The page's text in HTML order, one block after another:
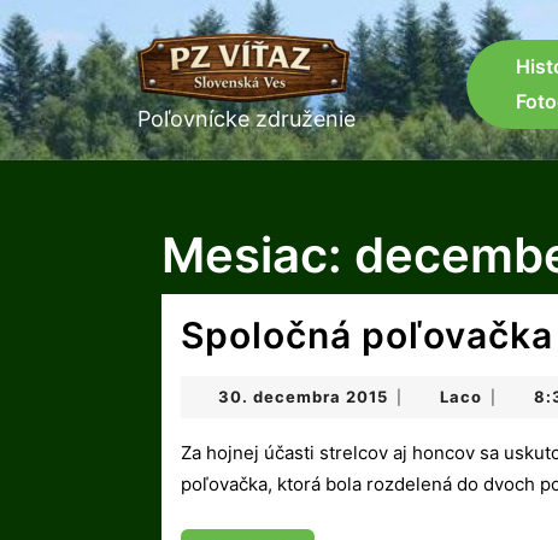
Skip
to
content
Poľovnícke združenie
Mesiac:
Spoločná
30. decembra 2015 30.
2015
Laco Laco
Za hojnej účasti strelcov aj honcov sa uskutočnila 27.12.2015 v našom združení spoločná
poľovačka, ktorá bola rozdelená do dvoch